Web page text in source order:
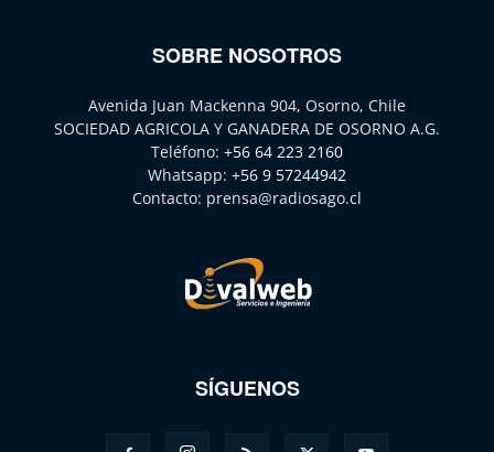
SOBRE NOSOTROS
Avenida Juan Mackenna 904, Osorno, Chile
SOCIEDAD AGRICOLA Y GANADERA DE OSORNO A.G.
Teléfono: +56 64 223 2160
Whatsapp: +56 9 57244942
Contacto: prensa@radiosago.cl
SÍGUENOS